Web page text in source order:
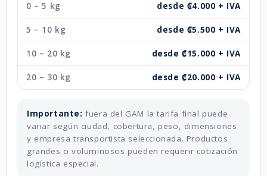
0 – 5 kg desde ₡4.000 + IVA
5 – 10 kg desde ₡5.500 + IVA
10 – 20 kg desde ₡15.000 + IVA
20 – 30 kg desde ₡20.000 + IVA
Importante: fuera del GAM la tarifa final puede
variar según ciudad, cobertura, peso, dimensiones
y empresa transportista seleccionada. Productos
grandes o voluminosos pueden requerir cotización
logística especial.